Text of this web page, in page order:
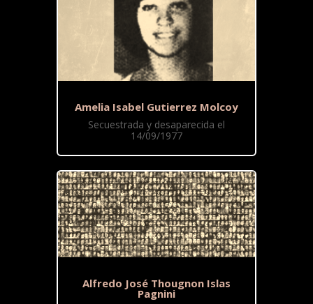
Amelia Isabel Gutierrez Molcoy
Secuestrada y desaparecida el
14/09/1977
Alfredo José Thougnon Islas
Pagnini